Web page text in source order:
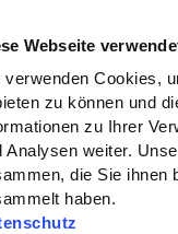
Webseite
verwenden Cookies,
zu können und
zu Ihrer
Analysen weiter.
die Sie ihnen
haben.